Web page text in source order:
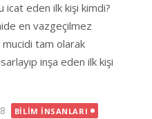
icat eden ilk kişi kimdi?
en vazgeçilmez
tam olarak
inşa eden ilk kişi
BILIM İNSANLARI